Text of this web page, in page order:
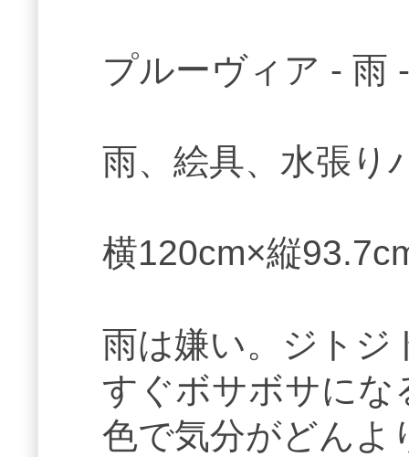
プルーヴィア - 雨 -
雨、絵具、水張り
横120cm×縦
雨は嫌い。ジトジ
すぐボサボサにな
色で気分がどんよ